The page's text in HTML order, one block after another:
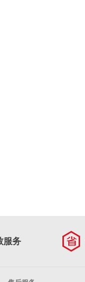
服务